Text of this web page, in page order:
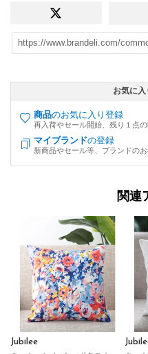
お気に
商品のお気に入り登録
再入荷やセール開始、残り１点
マイブランドの登録
新商品やセール等、ブランドの
関連
Jubilee